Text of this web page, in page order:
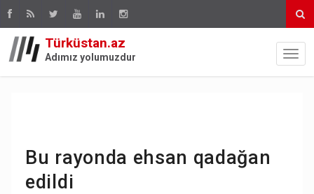
Türküstan.az
Adımız yolumuzdur
Bu rayonda ehsan qadağan
edildi